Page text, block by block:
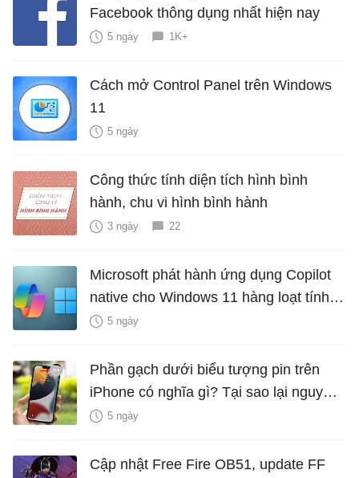
Facebook thông dụng nhất hiện nay
5 ngày 1K+
Cách mở Control Panel trên Windows
11
5 ngày
Công thức tính diện tích hình bình
hành, chu vi hình bình hành
3 ngày 22
Microsoft phát hành ứng dụng Copilot
native cho Windows 11 hàng loạt tính
năng mới Hữu Ích
5 ngày
Phần gạch dưới biểu tượng pin trên
iPhone có nghĩa gì? Tại sao lại nguy
hiểm?
5 ngày
Cập nhật Free Fire OB51, update FF